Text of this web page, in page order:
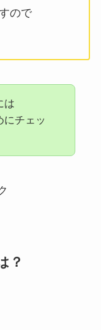
ので
は
にチェッ
？